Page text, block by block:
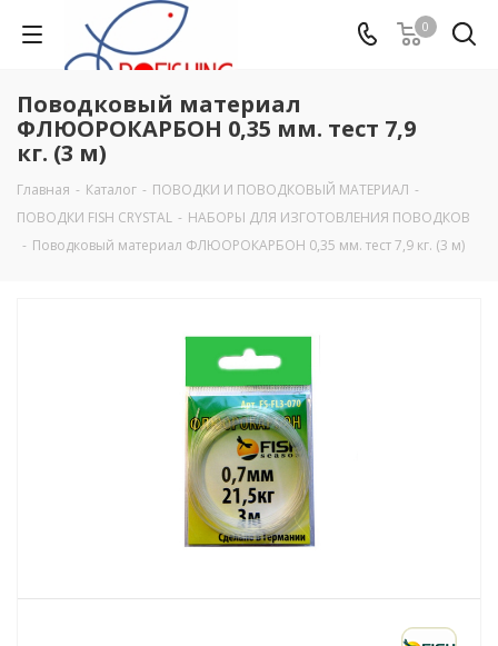
0
Поводковый материал
ФЛЮОРОКАРБОН 0,35 мм. тест 7,9
кг. (3 м)
Главная - Каталог - ПОВОДКИ И ПОВОДКОВЫЙ МАТЕРИАЛ -
ПОВОДКИ FISH CRYSTAL - НАБОРЫ ДЛЯ ИЗГОТОВЛЕНИЯ ПОВОДКОВ
- Поводковый материал ФЛЮОРОКАРБОН 0,35 мм. тест 7,9 кг. (3 м)